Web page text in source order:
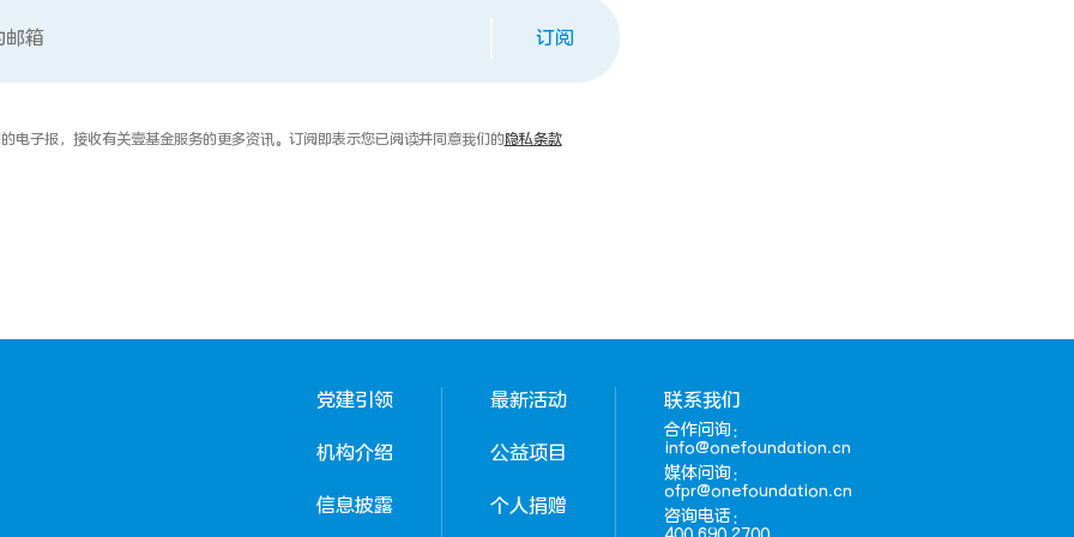
订阅
电子报，接收有关壹基金服务的更多资讯。订阅即表示您已阅读并同意我们的隐私条款
党建引领
机构介绍
信息披露
最新活动
公益项目
个人捐赠
联系我们
合作问询：
info@onefoundation.cn
媒体问询：
ofpr@onefoundation.cn
咨询电话：